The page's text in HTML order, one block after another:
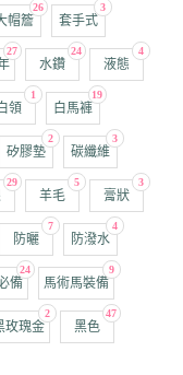
26
帽簷
3
套手式
27 24
水鑽
4
液態
1
領
19
白馬褲
2
矽膠墊
3
碳纖維
29 5
羊毛
3
膏狀
7
防曬
4
防潑水
24
備
9
馬術馬裝備
2
玫瑰金
47
黑色